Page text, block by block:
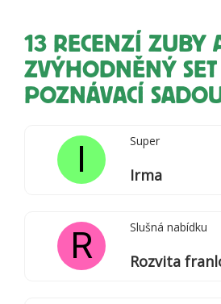
13 RECENZÍ ZUBY
ZVÝHODNĚNÝ SET
POZNÁVACÍ
I Super
Irma
R Slušná nabídku
Rozvita